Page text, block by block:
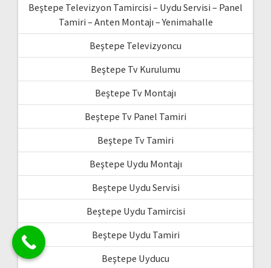
Beştepe Televizyon Tamircisi – Uydu Servisi – Panel
Tamiri – Anten Montajı – Yenimahalle
Beştepe Televizyoncu
Beştepe Tv Kurulumu
Beştepe Tv Montajı
Beştepe Tv Panel Tamiri
Beştepe Tv Tamiri
Beştepe Uydu Montajı
Beştepe Uydu Servisi
Beştepe Uydu Tamircisi
Beştepe Uydu Tamiri
Beştepe Uyducu